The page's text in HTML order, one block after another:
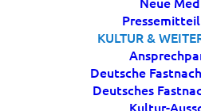
KULTUR &
Deutsche
Deutsches
Kultur-
Sie, die ablaufbedingten
behalten. Eine rechtzeitige
zur Vermeidung von
einer sicheren